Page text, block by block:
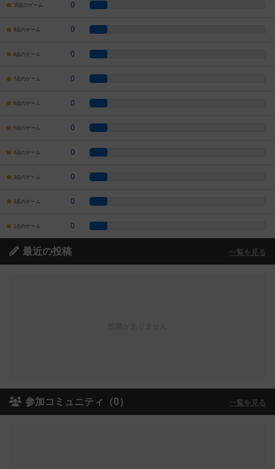
10点のゲーム 0
9点のゲーム 0
8点のゲーム 0
7点のゲーム 0
6点のゲーム 0
5点のゲーム 0
4点のゲーム 0
3点のゲーム 0
2点のゲーム 0
1点のゲーム 0
最近の投稿 一覧を見る
参加コミュニティ（0） 一覧を見る